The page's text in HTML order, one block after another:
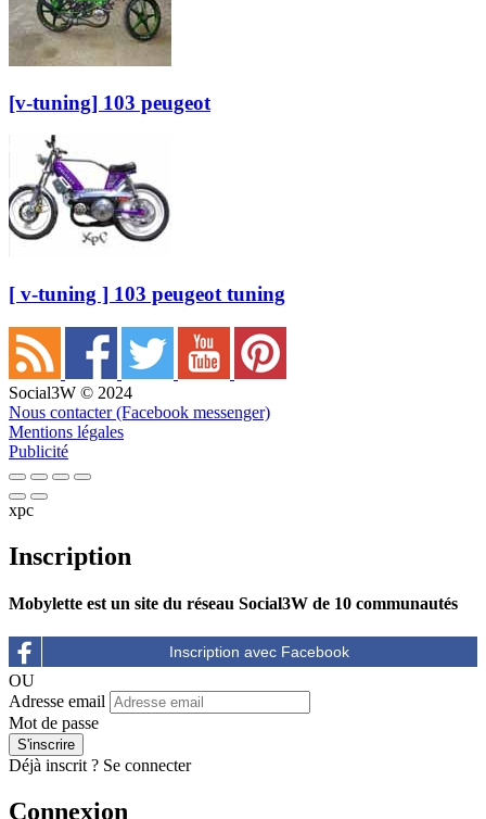
[v-tuning] 103 peugeot
[ v-tuning ] 103 peugeot tuning
Social3W © 2024
Nous contacter (Facebook messenger)
Mentions légales
Publicité
xpc
Inscription
Mobylette est un site du réseau Social3W de 10 communautés
OU
Adresse email
Mot de passe
Déjà inscrit ? Se connecter
Connexion